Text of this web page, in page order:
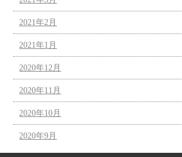
2021年2月
2021年1月
2020年12月
2020年11月
2020年10月
2020年9月